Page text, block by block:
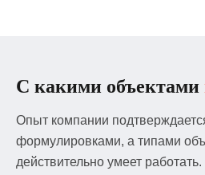
С какими объектами
Опыт компании
формулировками, а типами
действительно умеет